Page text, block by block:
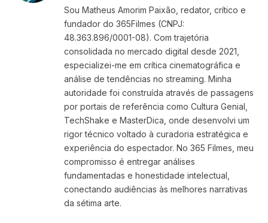
Sou Matheus Amorim Paixão, redator, crítico e
fundador do 365Filmes (CNPJ:
48.363.896/0001-08). Com trajetória
consolidada no mercado digital desde 2021,
especializei-me em crítica cinematográfica e
análise de tendências no streaming. Minha
autoridade foi construída através de passagens
por portais de referência como Cultura Genial,
TechShake e MasterDica, onde desenvolvi um
rigor técnico voltado à curadoria estratégica e
experiência do espectador. No 365 Filmes, meu
compromisso é entregar análises
fundamentadas e honestidade intelectual,
conectando audiências às melhores narrativas
da sétima arte.